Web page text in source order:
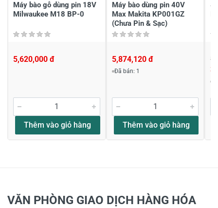
Máy bào gỗ dùng pin 18V
Milwaukee M18 BP-0
5,620,000 đ
Thêm vào giỏ hàng
Máy bào dùng pin 40V
Max Makita KP001GZ
(Chưa Pin & Sạc)
5,874,120 đ
Đã bán: 1
Thêm vào giỏ hàng
VĂN PHÒNG GIAO DỊCH HÀNG HÓA